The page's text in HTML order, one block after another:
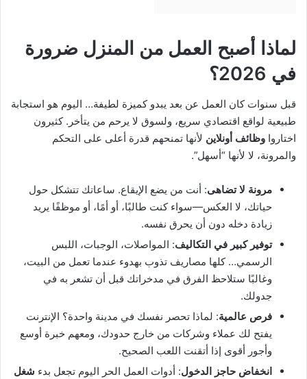
لماذا أصبح العمل من المنزل ضرورة
في 2026؟
قبل سنوات كان العمل عن بعد يبدو كميزة لطيفة… اليوم هو استجابة
طبيعية لواقع اقتصادي سريع، ولسوق لا يرحم من يتأخر. كثيرون
اختاروا وظائف أونلاين لأنها تمنحهم قدرة أعلى على التحكم
والمرونة، لا لأنها “أسهل”.
مرونة لا تضاهى: أنت من يضع الإيقاع. ساعاتك تتشكل حول
حياتك، لا العكس—سواء كنت طالبًا، أو أمًا، أو موظفًا يريد
زيادة دخله دون أن يحرق نفسه.
توفير كبير في التكاليف: المواصلات، الوجبات، اللبس
الرسمي… كلها مصاريف تذوب بهدوء عندما تعمل من البيت،
وغالبًا ستلاحظ الفرق في مدخراتك قبل أن تشعر به في
جدولك.
فرص عالمية: لماذا تحصر نفسك في مدينة واحدة؟ الإنترنت
يفتح لك عملاء وشركات من خارج حدودك، ومعهم خبرة أوسع
وأجور أقوى إذا أتقنت اللعب الصحيح.
انخفاض حاجز الدخول: أدوات العمل الحر اليوم تجعل بدء شغل